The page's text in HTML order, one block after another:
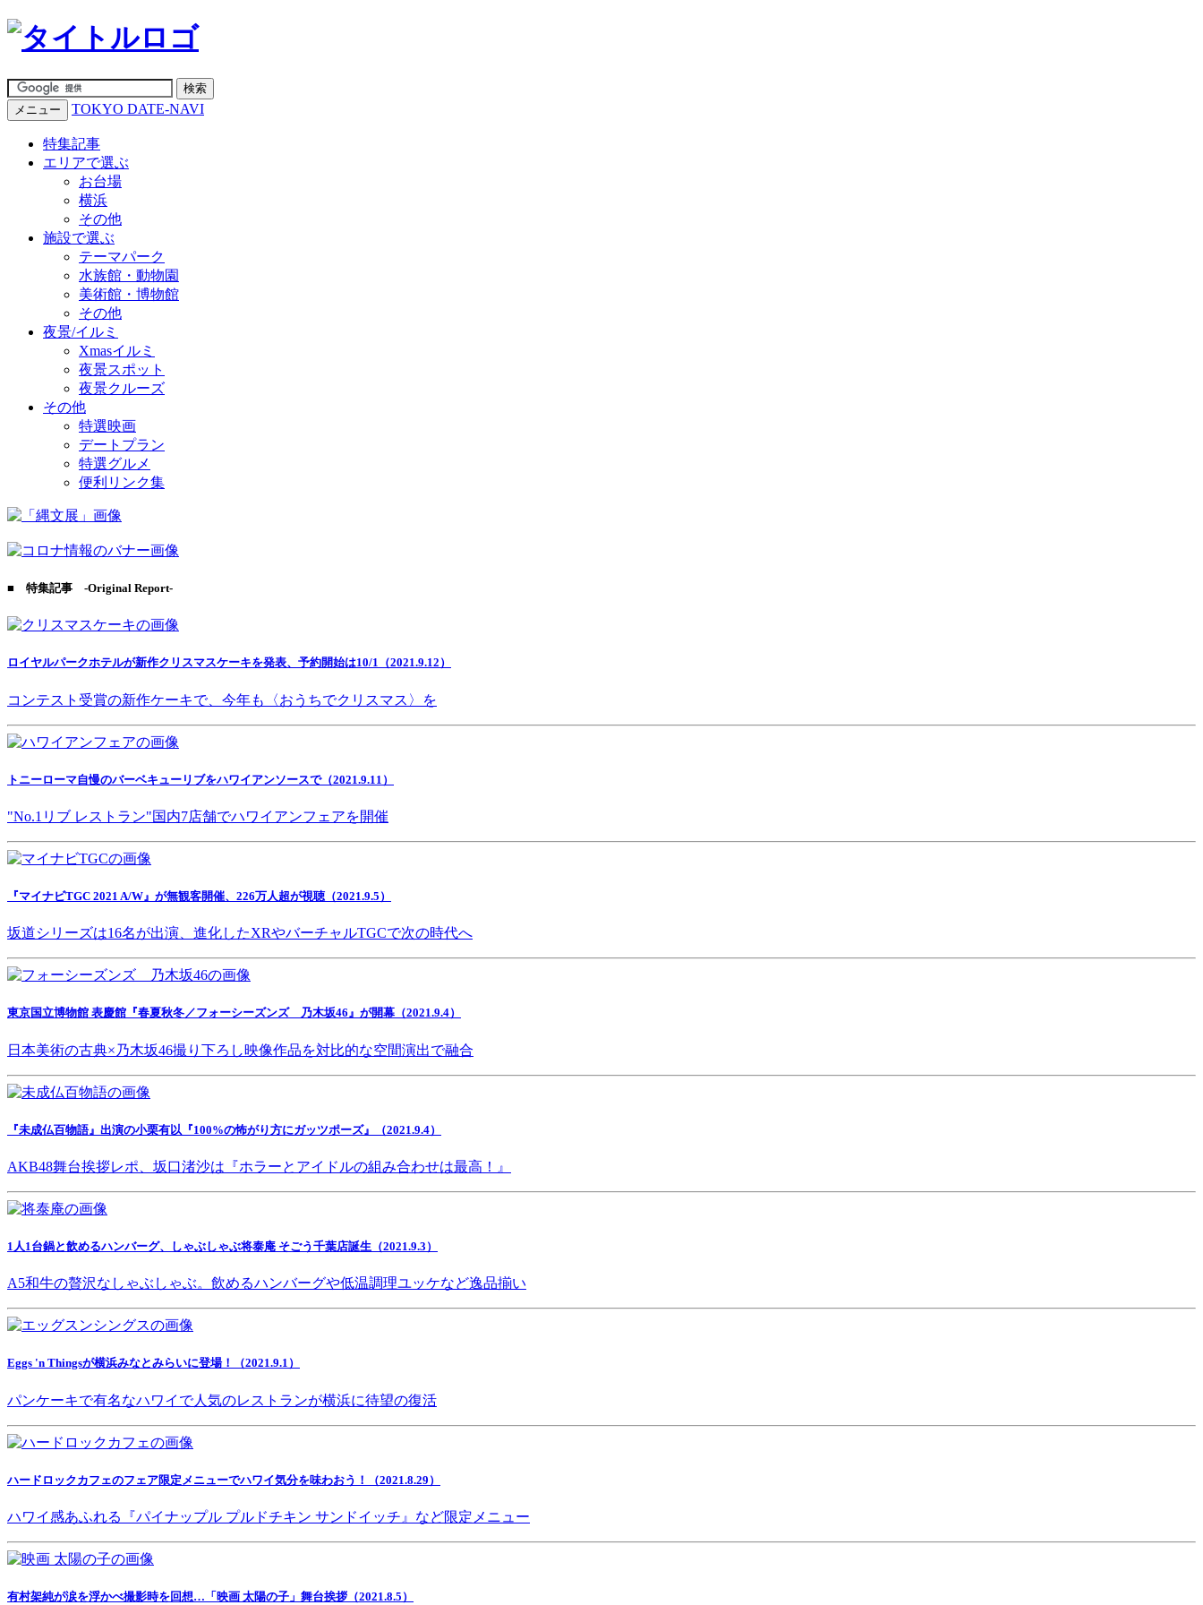
メニュー TOKYO DATE-NAVI
特集記事
エリアで選ぶ
お台場
横浜
その他
施設で選ぶ
テーマパーク
水族館・動物園
美術館・博物館
その他
夜景/イルミ
Xmasイルミ
夜景スポット
夜景クルーズ
その他
特選映画
デートプラン
特選グルメ
便利リンク集
■ 特集記事 -Original Report-
ロイヤルパークホテルが新作クリスマスケーキを発表、予約開始は10/1（2021.9.12）
コンテスト受賞の新作ケーキで、今年も〈おうちでクリスマス〉を
トニーローマ自慢のバーベキューリブをハワイアンソースで（2021.9.11）
"No.1リブ レストラン"国内7店舗でハワイアンフェアを開催
『マイナビTGC 2021 A/W』が無観客開催、226万人超が視聴（2021.9.5）
坂道シリーズは16名が出演、進化したXRやバーチャルTGCで次の時代へ
東京国立博物館 表慶館『春夏秋冬／フォーシーズンズ 乃木坂46』が開幕（2021.9.4）
日本美術の古典×乃木坂46撮り下ろし映像作品を対比的な空間演出で融合
『未成仏百物語』出演の小栗有以『100%の怖がり方にガッツポーズ』（2021.9.4）
AKB48舞台挨拶レポ、坂口渚沙は『ホラーとアイドルの組み合わせは最高！』
1人1台鍋と飲めるハンバーグ、しゃぶしゃぶ将泰庵 そごう千葉店誕生（2021.9.3）
A5和牛の贅沢なしゃぶしゃぶ。飲めるハンバーグや低温調理ユッケなど逸品揃い
Eggs 'n Thingsが横浜みなとみらいに登場！（2021.9.1）
パンケーキで有名なハワイで人気のレストランが横浜に待望の復活
ハードロックカフェのフェア限定メニューでハワイ気分を味わおう！（2021.8.29）
ハワイ感あふれる『パイナップル プルドチキン サンドイッチ』など限定メニュー
有村架純が涙を浮かべ撮影時を回想…「映画 太陽の子」舞台挨拶（2021.8.5）